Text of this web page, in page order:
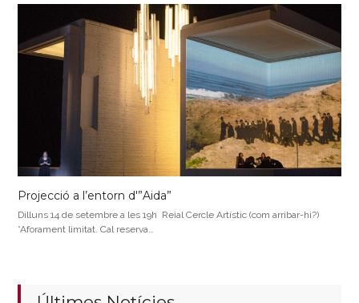
Projecció a l’entorn d'”Aida”
Dilluns 14 de setembre a les 19h Reial Cercle Artístic (com arribar-hi?)
*Aforament limitat. Cal reserva…